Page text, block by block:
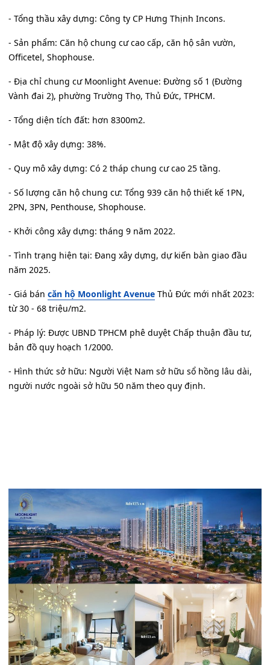
- Tổng thầu xây dựng: Công ty CP Hưng Thịnh Incons.
- Sản phẩm: Căn hộ chung cư cao cấp, căn hộ sân vườn,
Officetel, Shophouse.
- Địa chỉ chung cư Moonlight Avenue: Đường số 1 (Đường
Vành đai 2), phường Trường Thọ, Thủ Đức, TPHCM.
- Tổng diện tích đất: hơn 8300m2.
- Mật độ xây dựng: 38%.
- Quy mô xây dựng: Có 2 tháp chung cư cao 25 tầng.
- Số lượng căn hộ chung cư: Tổng 939 căn hộ thiết kế 1PN,
2PN, 3PN, Penthouse, Shophouse.
- Khởi công xây dựng: tháng 9 năm 2022.
- Tình trạng hiện tại: Đang xây dựng, dự kiến bàn giao đầu
năm 2025.
- Giá bán căn hộ Moonlight Avenue Thủ Đức mới nhất 2023:
từ 30 - 68 triệu/m2.
- Pháp lý: Được UBND TPHCM phê duyệt Chấp thuận đầu tư,
bản đồ quy hoạch 1/2000.
- Hình thức sở hữu: Người Việt Nam sở hữu sổ hồng lâu dài,
người nước ngoài sở hữu 50 năm theo quy định.